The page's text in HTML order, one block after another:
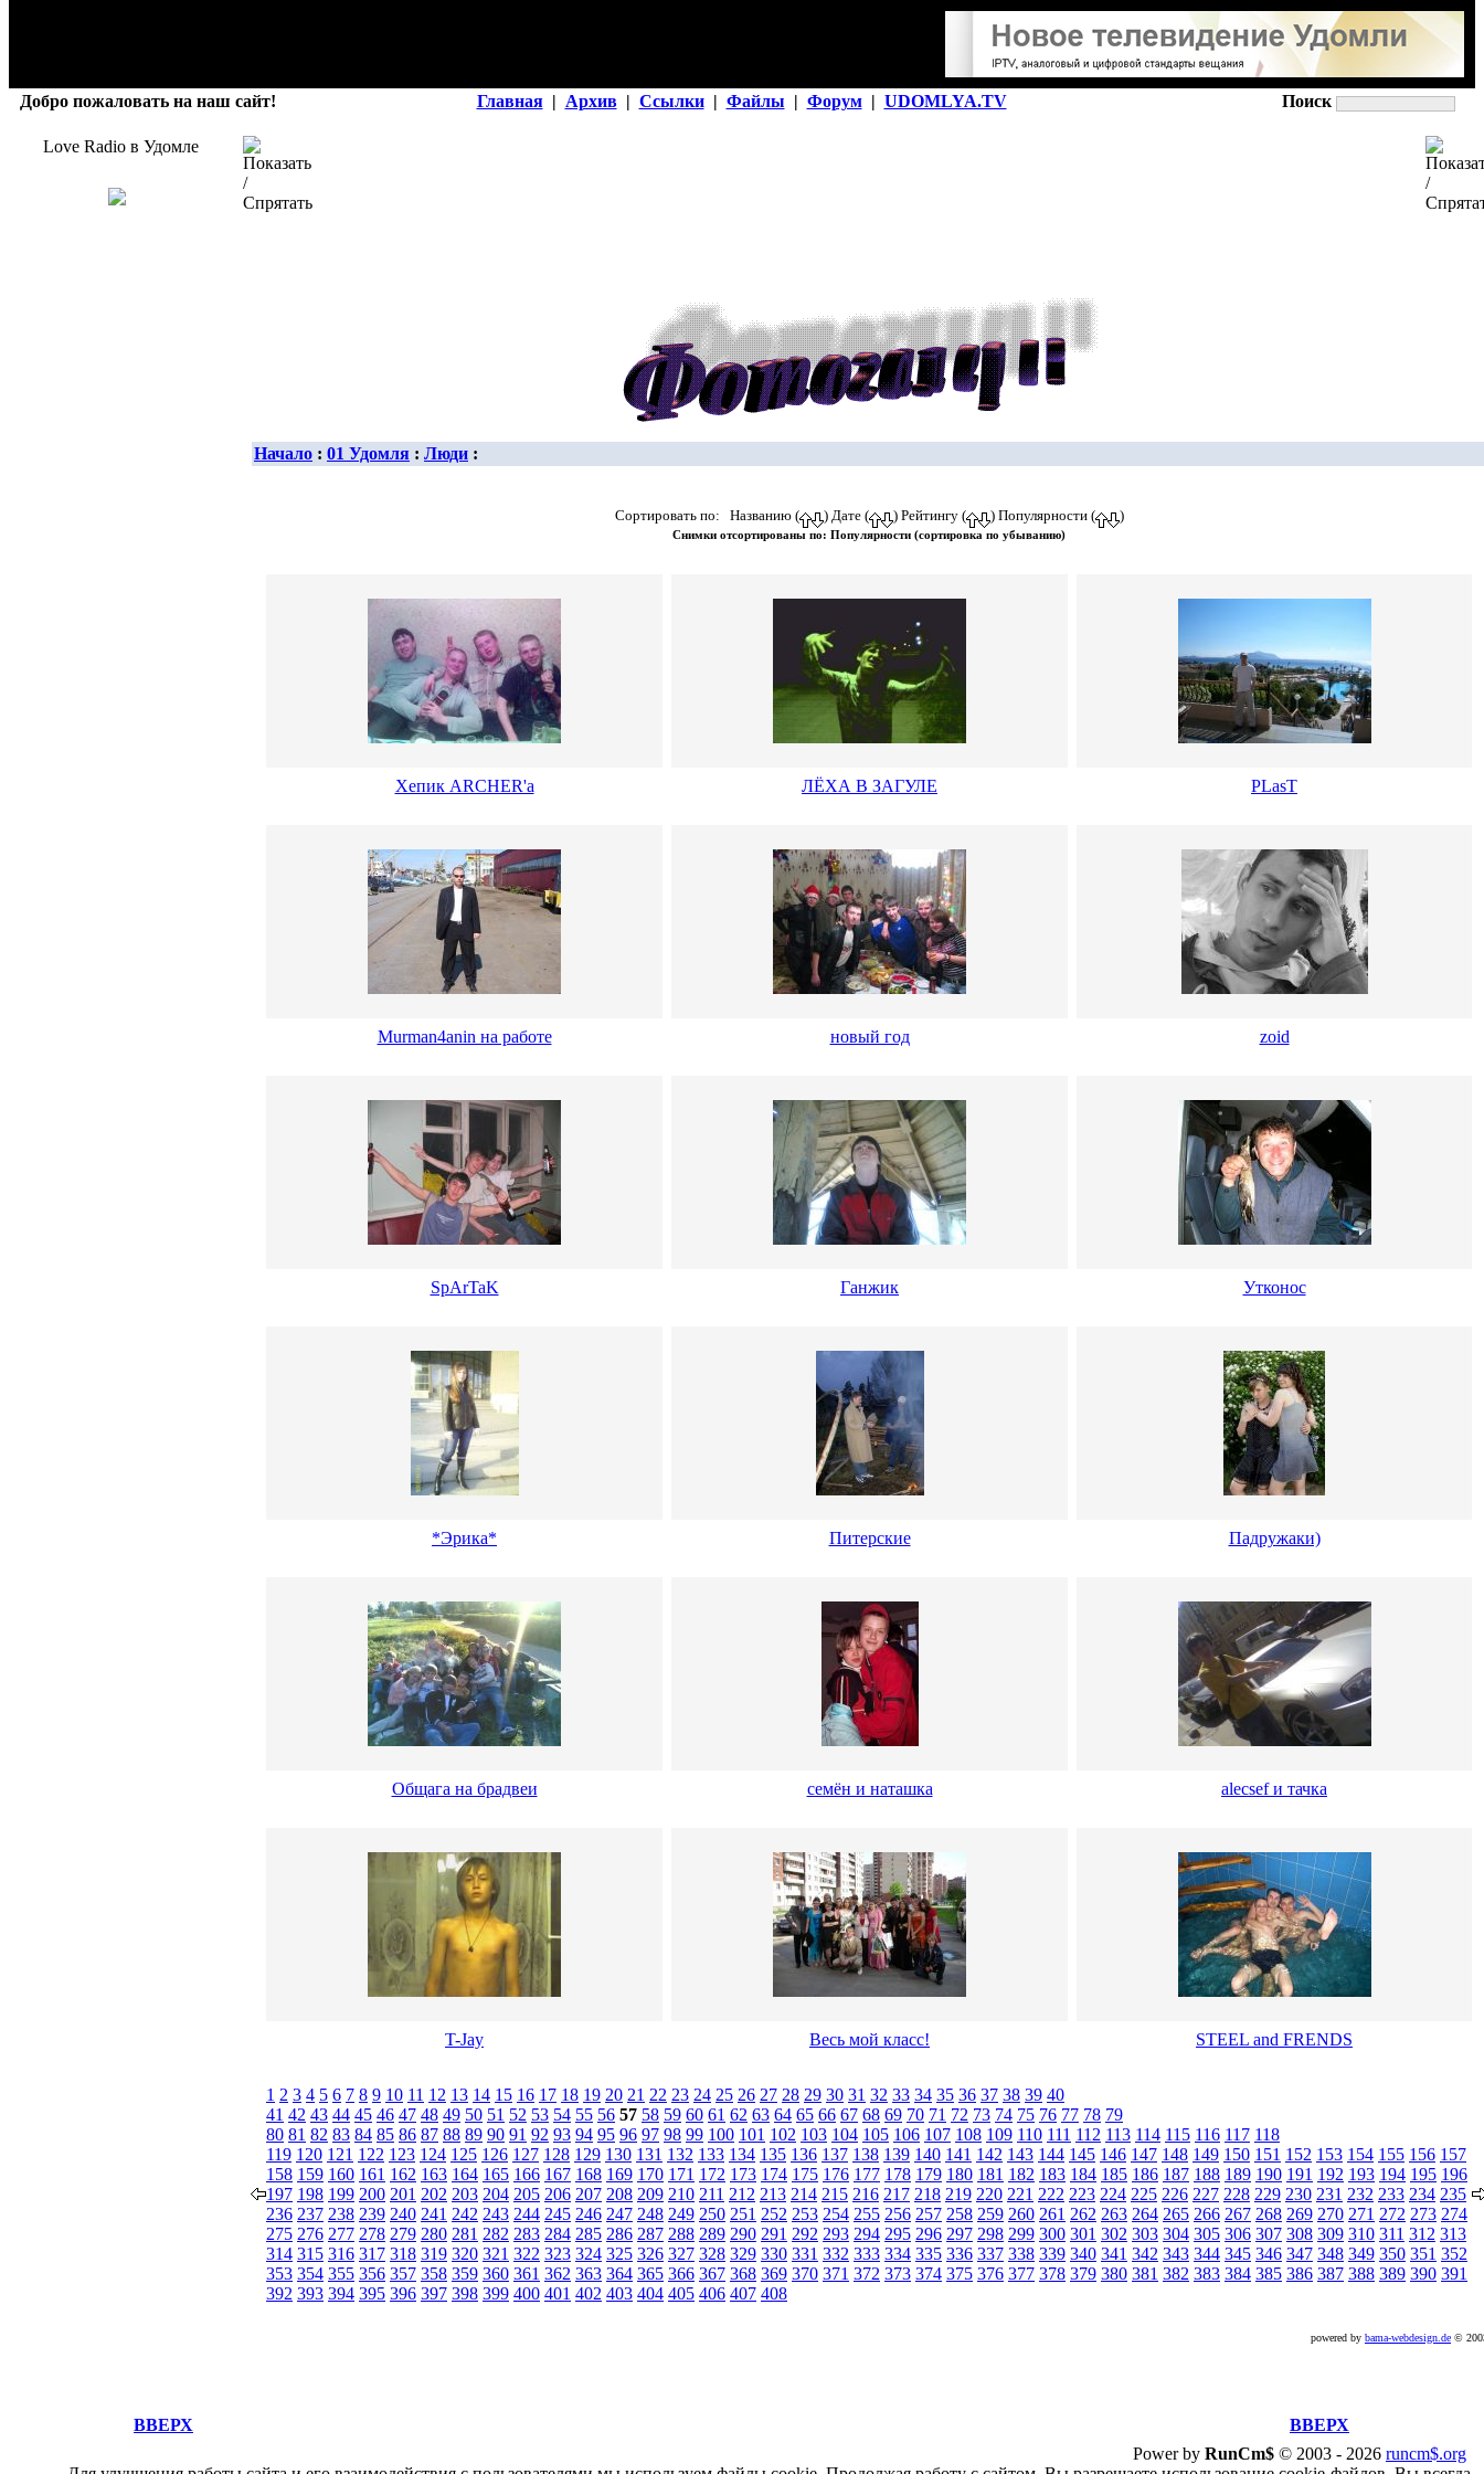
Добро пожаловать на наш сайт! Главная | Архив | Ссылки | Файлы | Форум | UDOMLYA.TV Поиск
Love Radio в Удомле
Начало : 01 Удомля : Люди :
Сортировать по: Названию ( ) Дате ( ) Рейтингу ( ) Популярности ( )
Снимки отсортированы по: Популярности (сортировка по убыванию)
Хепик ARCHER'a ЛЁХА В ЗАГУЛЕ PLasT
Murman4anin на работе новый год zoid
SpArTaK Ганжик Утконос
*Эрика* Питерские Падружаки)
Общага на брадвеи семён и наташка alecsef и тачка
T-Jay Весь мой класс! STEEL and FRENDS
1 2 3 4 5 6 7 8 9 10 11 12 13 14 15 16 17 18 19 20 21 22 23 24 25 26 27 28 29 30 31 32 33 34 35 36 37 38 39 40
41 42 43 44 45 46 47 48 49 50 51 52 53 54 55 56 57 58 59 60 61 62 63 64 65 66 67 68 69 70 71 72 73 74 75 76 77 78 79
80 81 82 83 84 85 86 87 88 89 90 91 92 93 94 95 96 97 98 99 100 101 102 103 104 105 106 107 108 109 110 111 112 113 114 115 116 117 118
119 120 121 122 123 124 125 126 127 128 129 130 131 132 133 134 135 136 137 138 139 140 141 142 143 144 145 146 147 148 149 150 151 152 153 154 155 156 157
158 159 160 161 162 163 164 165 166 167 168 169 170 171 172 173 174 175 176 177 178 179 180 181 182 183 184 185 186 187 188 189 190 191 192 193 194 195 196
197 198 199 200 201 202 203 204 205 206 207 208 209 210 211 212 213 214 215 216 217 218 219 220 221 222 223 224 225 226 227 228 229 230 231 232 233 234 235
236 237 238 239 240 241 242 243 244 245 246 247 248 249 250 251 252 253 254 255 256 257 258 259 260 261 262 263 264 265 266 267 268 269 270 271 272 273 274
275 276 277 278 279 280 281 282 283 284 285 286 287 288 289 290 291 292 293 294 295 296 297 298 299 300 301 302 303 304 305 306 307 308 309 310 311 312 313
314 315 316 317 318 319 320 321 322 323 324 325 326 327 328 329 330 331 332 333 334 335 336 337 338 339 340 341 342 343 344 345 346 347 348 349 350 351 352
353 354 355 356 357 358 359 360 361 362 363 364 365 366 367 368 369 370 371 372 373 374 375 376 377 378 379 380 381 382 383 384 385 386 387 388 389 390 391
392 393 394 395 396 397 398 399 400 401 402 403 404 405 406 407 408
powered by bama-webdesign.de ©
ВВЕРХ
ВВЕРХ
Power by RunCm$ © 2003 - 2026 runcm$.org